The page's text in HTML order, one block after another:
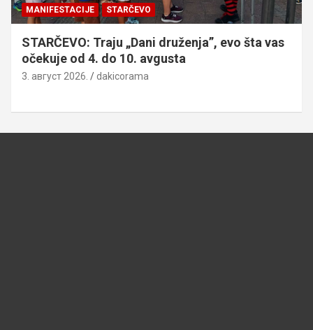
MANIFESTACIJE STARČEVO
STARČEVO: Traju „Dani druženja”, evo šta vas
očekuje od 4. do 10. avgusta
3. август 2026. dakicorama